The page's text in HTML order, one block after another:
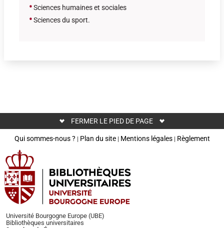
•Sciences humaines et sociales
•Sciences du sport.
FERMER LE PIED DE PAGE
Qui sommes-nous ? | Plan du site| Mentions légales| Règlement
Université Bourgogne Europe (UBE)
Bibliothèques universitaires